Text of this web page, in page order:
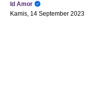
Id Amor
Kamis, 14 September 2023